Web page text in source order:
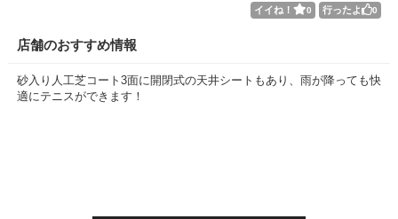
イイね！ 0 行ったよ 0
店舗のおすすめ情報
砂入り人工芝コート3面に開閉式の天井シートもあり、雨が降っても快
適にテニスができます！